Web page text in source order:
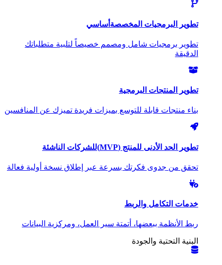
تطوير البرمجيات المخصصة أساسي
تطوير برمجيات شامل ومصمم خصيصاً لتلبية متطلباتك
الدقيقة
تطوير المنتجات البرمجية
بناء منتجات قابلة للتوسع بميزات فريدة تميزك عن المنافسين
تطوير الحد الأدنى للمنتج (MVP) للشركات الناشئة
تحقق من جدوى فكرتك بسرعة عبر إطلاق نسخة أولية فعالة
خدمات التكامل والربط
ربط الأنظمة ببعضها، أتمتة سير العمل، ومركزية البيانات
البنية التحتية والجودة